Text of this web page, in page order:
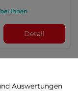
bei Ihnen
Detail
Solid Matt
Auswertungen